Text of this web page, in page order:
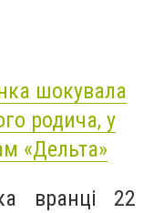
шокувала
родича, у
«Дельта»
вранці 22